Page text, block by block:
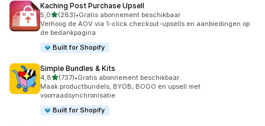
Kaching Post Purchase Upsell
5,0van 5 sterren
(283)
283 recensies in totaal
•Gratis abonnement beschikbaar
Verhoog de AOV via 1-click checkout-upsells en aanbiedingen op
de bedankpagina
Built for Shopify
Simple Bundles & Kits
4,8van 5 sterren
(737)
737 recensies in totaal
•Gratis abonnement beschikbaar
Maak productbundels, BYOB, BOGO en upsell met
voorraadsynchronisatie
Built for Shopify